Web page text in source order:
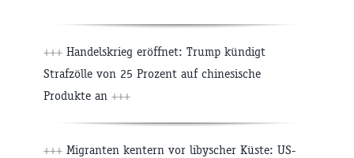
+++ Handelskrieg eröffnet: Trump kündigt
Strafzölle von 25 Prozent auf chinesische
Produkte an +++
+++ Migranten kentern vor libyscher Küste: US-